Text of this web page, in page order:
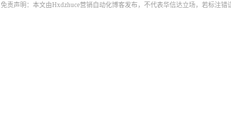
免责声明：本文由Hxdzhuce营销自动化博客发布，不代表华信达立场，若标注